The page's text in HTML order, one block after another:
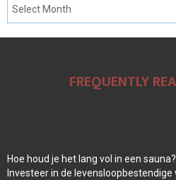
FREQUENTLY
Hoe houd je het lang vol in een sauna?
Investeer in de levensloopbestendige